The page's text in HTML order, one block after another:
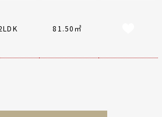
81.50㎡